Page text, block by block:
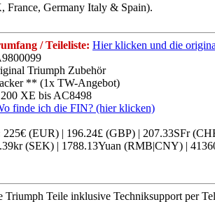
France, Germany Italy & Spain).
/ Teileliste: Hier klicken und die
Triumph Zubehör
** (1x TW-Angebot)
XE bis AC8498
finde ich die FIN? (hier klicken)
225€ (EUR) | 196.24£ (GBP) | 207.33SFr
(SEK) | 1788.13Yuan (RMB|CNY) |
Triumph Teile inklusive Techniksupport per